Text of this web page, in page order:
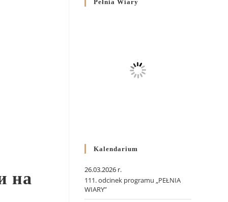
на
Pełnia Wiary
Kalendarium
26.03.2026 r.
111. odcinek programu „PEŁNIA
WIARY”